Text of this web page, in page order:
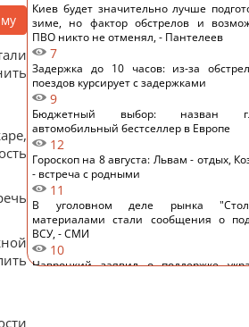
Киев будет значительно лучше
зиме, но фактор обстрелов и
ПВО никто не отменял, - Пантелеев
7
Задержка до 10 часов: из-за
поездов курсирует с задержками
9
Бюджетный выбор: назван
автомобильный бестселлер в Европе
12
Гороскоп на 8 августа: Львам - отдых,
- встреча с родными
11
В уголовном деле рынка
материалами стали сообщения о
ВСУ, - СМИ
10
Навроцкий заявил о поддержке